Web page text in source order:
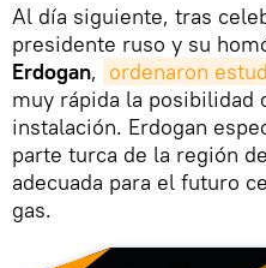
Al día siguiente, tras
presidente ruso y su
Erdogan, ordenaron
muy rápida la posibilidad
instalación. Erdogan
parte turca de la región
adecuada para el futuro
gas.